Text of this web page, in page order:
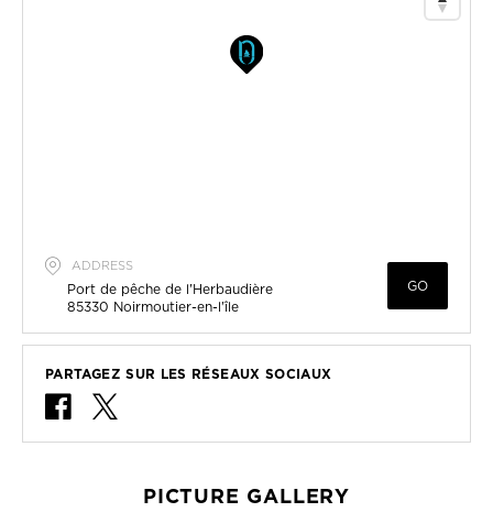
ADDRESS
Port de pêche de l'Herbaudière
85330 Noirmoutier-en-l'île
GO
PARTAGEZ SUR LES RÉSEAUX SOCIAUX
PICTURE GALLERY